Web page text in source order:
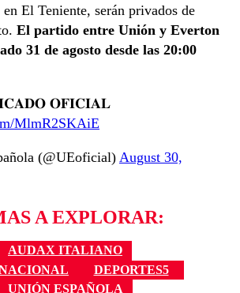
El Teniente, serán privados de
El partido entre Unión y Everton
31 de agosto desde las 20:00
𝐎𝐅𝐈𝐂𝐈𝐀𝐋
MlmR2SKAiE
(@UEoficial) August 30,
A EXPLORAR:
AUDAX ITALIANO
DEPORTES5
UNIÓN ESPAÑOLA